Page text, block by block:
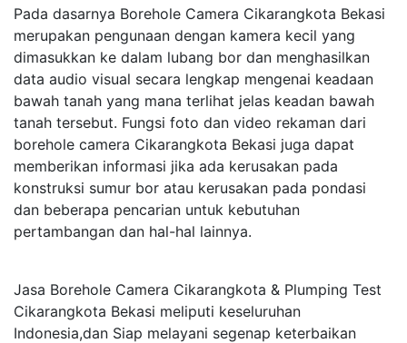
Pada dasarnya Borehole Camera Cikarangkota Bekasi
merupakan pengunaan dengan kamera kecil yang
dimasukkan ke dalam lubang bor dan menghasilkan
data audio visual secara lengkap mengenai keadaan
bawah tanah yang mana terlihat jelas keadan bawah
tanah tersebut. Fungsi foto dan video rekaman dari
borehole camera Cikarangkota Bekasi juga dapat
memberikan informasi jika ada kerusakan pada
konstruksi sumur bor atau kerusakan pada pondasi
dan beberapa pencarian untuk kebutuhan
pertambangan dan hal-hal lainnya.
Jasa Borehole Camera Cikarangkota & Plumping Test
Cikarangkota Bekasi meliputi keseluruhan
Indonesia,dan Siap melayani segenap keterbaikan